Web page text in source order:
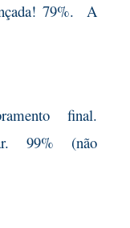
79%. A
final.
99% (não